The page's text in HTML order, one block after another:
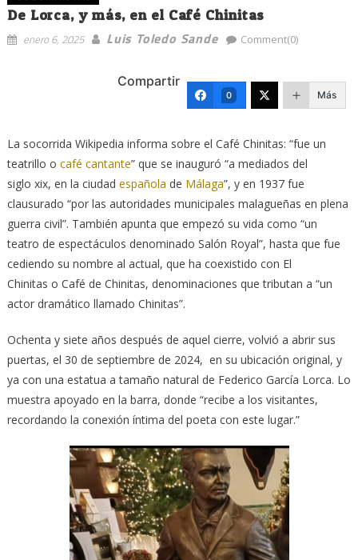
De Lorca, y más, en el Café Chinitas
enero 6, 2025 Luis Toledo Sande Comment(0)
Compartir
0 Más
La socorrida Wikipedia informa sobre el Café Chinitas: “fue un
teatrillo o café cantante” que se inauguró “a mediados del
siglo xix, en la ciudad española de Málaga”, y en 1937 fue
clausurado “por las autoridades municipales malagueñas en plena
guerra civil”. También apunta que empezó su vida como “un
teatro de espectáculos denominado Salón Royal”, hasta que fue
cediendo su nombre al actual, que ha coexistido con El
Chinitas o Café de Chinitas, denominaciones que tributan a “un
actor dramático llamado Chinitas”.
Ochenta y siete años después de aquel cierre, volvió a abrir sus
puertas, el 30 de septiembre de 2024, en su ubicación original, y
ya con una estatua a tamaño natural de Federico García Lorca. Lo
muestra apoyado en la barra, donde “recibe a los visitantes,
recordando la conexión íntima del poeta con este lugar.”